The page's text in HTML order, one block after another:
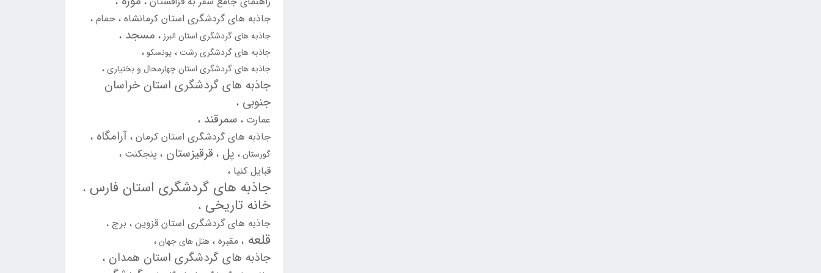
جاذبه های گردشگری استان کرمانشاه حمام
جاذبه های گردشگری استان البرز مسجد
جاذبه های گردشگری رشت یونسکو
جاذبه های گردشگری استان چهارمحال و بختیاری
جاذبه های گردشگری استان خراسان
جنوبی
عمارت سمرقند
جاذبه های گردشگری استان کرمان آرامگاه
گورستان پل قرقیزستان پنجکنت
قبایل کنیا
جاذبه های گردشگری استان فارس
خانه تاریخی
جاذبه های گردشگری استان قزوین برج
قلعه مقبره هتل های جهان
جاذبه های گردشگری استان همدان